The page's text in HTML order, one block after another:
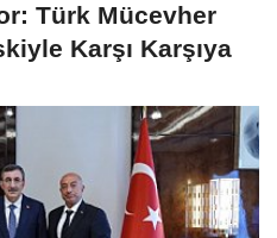
Türk Mücevher
Karşı Karşıya